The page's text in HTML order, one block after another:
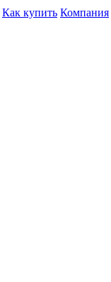
Как купить Компания